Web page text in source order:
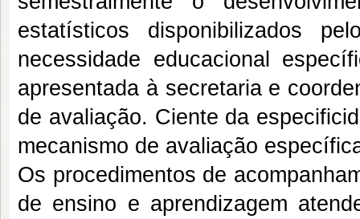
estatísticos disponibilizados
necessidade educacional
apresentada à secretaria e
de avaliação. Ciente da
mecanismo de avaliação
Os procedimentos de
de ensino e aprendizagem